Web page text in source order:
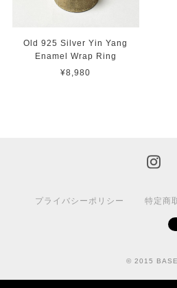
Old 925 Silver Yin Yang
Enamel Wrap Ring
¥8,980
プライバシーポリシー 特定商
© 2015 BASE.